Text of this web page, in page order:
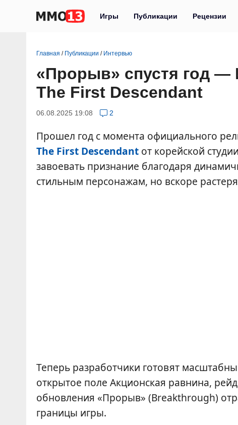
Игры Публикации Рецензии
Главная / Публикации / Интервью
«Прорыв» спустя год —
The First Descendant
06.08.2025 19:08 2
Прошел год с момента официального
The First Descendant от корейской
завоевать признание благодаря
стильным персонажам, но вскоре
Теперь разработчики готовят
открытое поле Акционская равнина,
обновления «Прорыв» (Breakthrough)
границы игры.